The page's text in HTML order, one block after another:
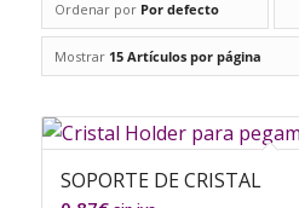
Ordenar por Por defecto
los
Mostrar 15 Artículos por página
SOPORTE DE CRISTAL